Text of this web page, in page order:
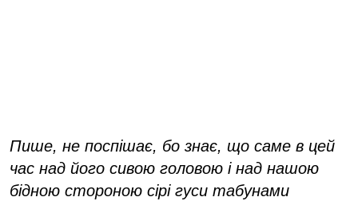
Пише, не поспішає, бо знає, що саме в цей
час над його сивою головою і над нашою
бідною стороною сірі гуси табунами